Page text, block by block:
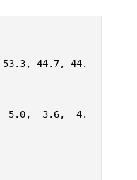
44.7, 44.
5.0,  3.6,  4.